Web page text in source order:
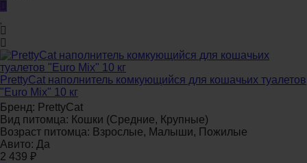
PrettyCat наполнитель комкующийся для кошачьих туалетов
"Euro Mix" 10 кг
Бренд: PrettyCat
Вид питомца: Кошки (Средние, Крупные)
Возраст питомца: Взрослые, Малыши, Пожилые
Авито: Да
2 439 ₽